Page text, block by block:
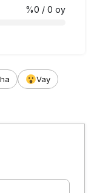
%0 / 0 oy
Vay